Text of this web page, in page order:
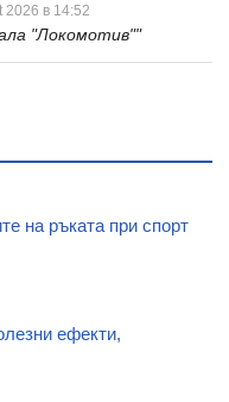
2026 в 14:52
"Локомотив""
на ръката при спорт
ефекти,